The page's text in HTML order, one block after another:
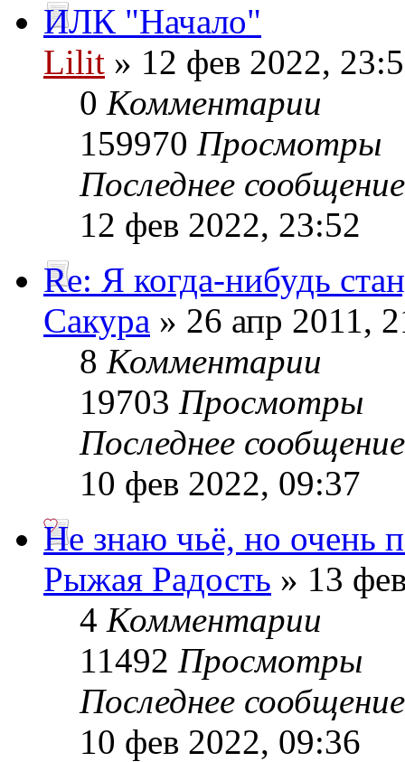
ИЛК "Начало"
Lilit » 12 фев 2022,
0 Комментарии
159970 Просмотры
Последнее
12 фев 2022, 23:52
Re: Я когда-нибудь
Сакура » 26 апр 2011,
8 Комментарии
19703 Просмотры
Последнее
10 фев 2022, 09:37
Не знаю чьё, но очень
Рыжая Радость » 13
4 Комментарии
11492 Просмотры
Последнее
10 фев 2022, 09:36